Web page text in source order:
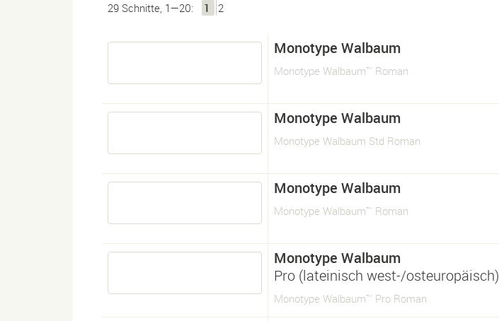
29 Schnitte, 1—20: 1 2
Monotype Walbaum
Monotype Walbaum™ Roman
Monotype Walbaum
Monotype Walbaum Std Roman
Monotype Walbaum
Monotype Walbaum™ Roman
Monotype Walbaum
Pro (lateinisch west-/osteuropäisch)
Monotype Walbaum™ Pro Roman